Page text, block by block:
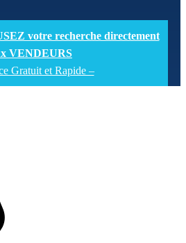
votre recherche directement
VENDEURS
Gratuit et Rapide –